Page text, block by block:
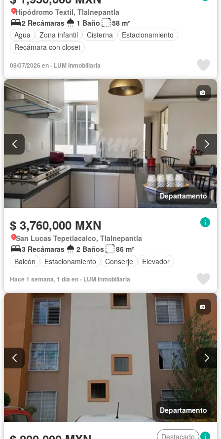
Hipódromo Textil, Tlalnepantla
2 Recámaras
1 Baño
58 m²
Agua
Zona infantil Cisterna
Estacionamiento
Recámara con closet
08/07/2026 en - LUM Inmobiliaria
Departamento
$ 3,760,000 MXN
San Lucas Tepetlacalco, Tlalnepantla
3 Recámaras
2 Baños
86 m²
Balcón
Estacionamiento Conserje Elevador
Hace 1 semana, 1 día en - LUM Inmobiliaria
Departamento
Destacado